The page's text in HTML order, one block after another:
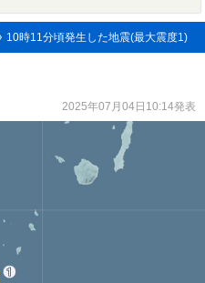
10時11分頃発生した地震(最大震度1)
2025年07月04日10:14発表